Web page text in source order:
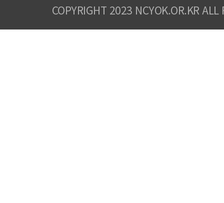
COPYRIGHT 2023 NCYOK.OR.KR ALL